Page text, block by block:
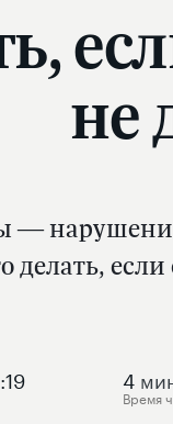
не
нарушение
делать,
4
Время